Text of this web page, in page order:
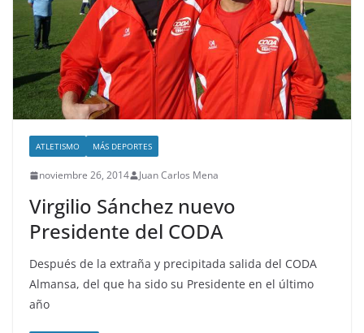
ATLETISMO MÁS DEPORTES
noviembre 26, 2014 Juan Carlos Mena
Virgilio Sánchez nuevo
Presidente del CODA
Después de la extraña y precipitada salida del CODA
Almansa, del que ha sido su Presidente en el último
año